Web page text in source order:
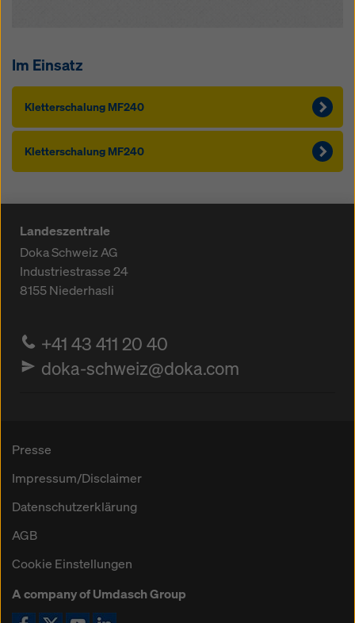
Im Einsatz
Kletterschalung MF240
Kletterschalung MF240
Landeszentrale
Doka Schweiz AG
Industriestrasse 24
8155Niederhasli
+41 43 411 20 40
doka-schweiz@doka.com
Presse
Impressum/Disclaimer
Datenschutzerklärung
AGB
Cookie Einstellungen
A company of Umdasch Group